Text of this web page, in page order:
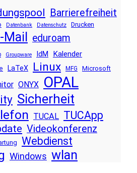
Barrierefreiheit
Datenbank Datenschutz Drucken
Mail eduroam
Groupware IdM Kalender
LaTeX Linux MFG Microsoft
ONYX OPAL
Sicherheit
TUCAL TUCApp
Videokonferenz
Webdienst
Windows wlan